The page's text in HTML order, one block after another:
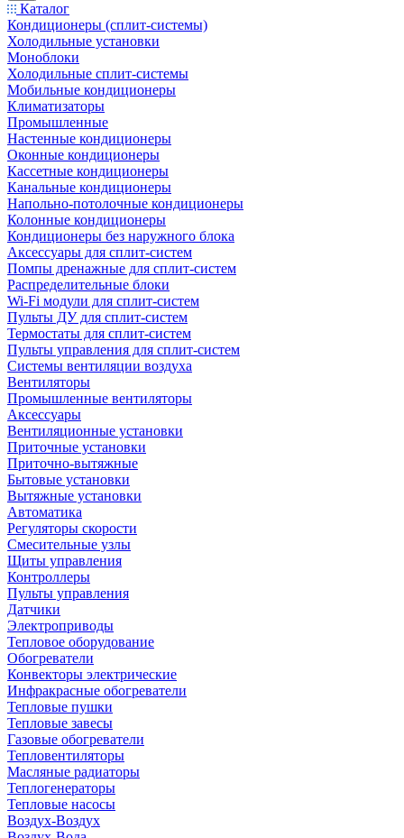
Каталог
Кондиционеры (сплит-системы)
Холодильные установки
Моноблоки
Холодильные сплит-системы
Мобильные кондиционеры
Климатизаторы
Промышленные
Настенные кондиционеры
Оконные кондиционеры
Кассетные кондиционеры
Канальные кондиционеры
Напольно-потолочные кондиционеры
Колонные кондиционеры
Кондиционеры без наружного блока
Аксессуары для сплит-систем
Помпы дренажные для сплит-систем
Распределительные блоки
Wi-Fi модули для сплит-систем
Пульты ДУ для сплит-систем
Термостаты для сплит-систем
Пульты управления для сплит-систем
Системы вентиляции воздуха
Вентиляторы
Промышленные вентиляторы
Аксессуары
Вентиляционные установки
Приточные установки
Приточно-вытяжные
Бытовые установки
Вытяжные установки
Автоматика
Регуляторы скорости
Смесительные узлы
Щиты управления
Контроллеры
Пульты управления
Датчики
Электроприводы
Тепловое оборудование
Обогреватели
Конвекторы электрические
Инфракрасные обогреватели
Тепловые пушки
Тепловые завесы
Газовые обогреватели
Тепловентиляторы
Масляные радиаторы
Теплогенераторы
Тепловые насосы
Воздух-Воздух